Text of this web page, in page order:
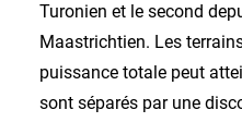
Turonien et le second
Maastrichtien. Les
puissance totale peut
sont séparés par une